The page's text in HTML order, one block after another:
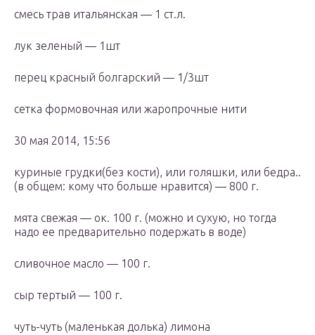
смесь трав итальянская — 1 ст.л.
лук зеленый — 1шт
перец красный болгарский — 1/3шт
сетка формовочная или жаропрочные нити
30 мая 2014, 15:56
куриные грудки(без кости), или голяшки, или бедра..
(в общем: кому что больше нравится) — 800 г.
мята свежая — ок. 100 г. (можно и сухую, но тогда
надо ее предварительно подержать в воде)
сливочное масло — 100 г.
сыр тертый — 100 г.
чуть-чуть (маленькая долька) лимона